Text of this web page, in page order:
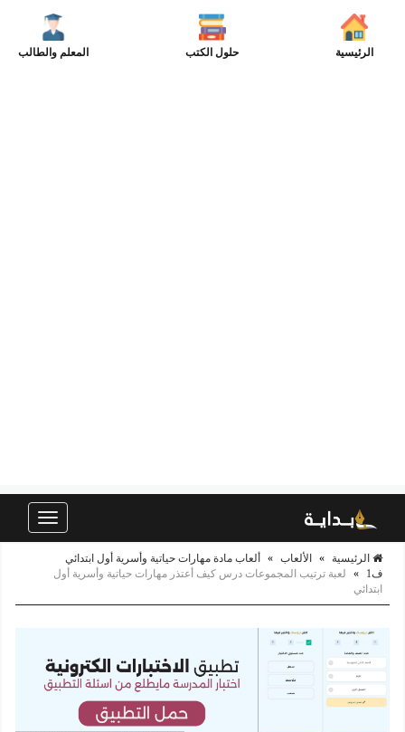
الرئيسية حلول الكتب المعلم والطالب
Toggle
الرئيسية » الألعاب »
ألعاب مادة مهارات حياتية وأسرية أول ابتدائي
ف1
»
لعبة ترتيب المجموعات درس كيف أعتذر مهارات حياتية وأسرية أول
ابتدائي